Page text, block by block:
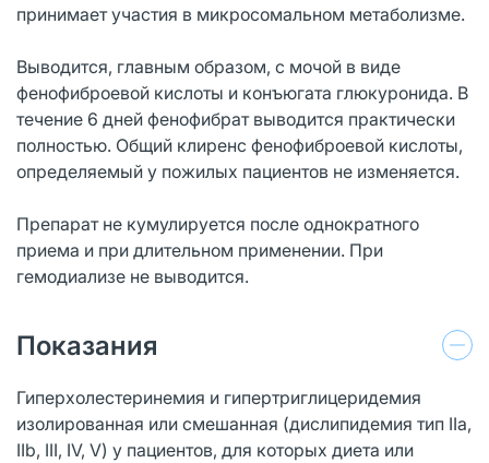
принимает участия в микросомальном метаболизме.
Выводится, главным образом, с мочой в виде
фенофиброевой кислоты и конъюгата глюкуронида. В
течение 6 дней фенофибрат выводится практически
полностью. Общий клиренс фенофиброевой кислоты,
определяемый у пожилых пациентов не изменяется.
Препарат не кумулируется после однократного
приема и при длительном применении. При
гемодиализе не выводится.
Показания
Гиперхолестеринемия и гипертриглицеридемия
изолированная или смешанная (дислипидемия тип IIа,
IIb, III, IV, V) у пациентов, для которых диета или